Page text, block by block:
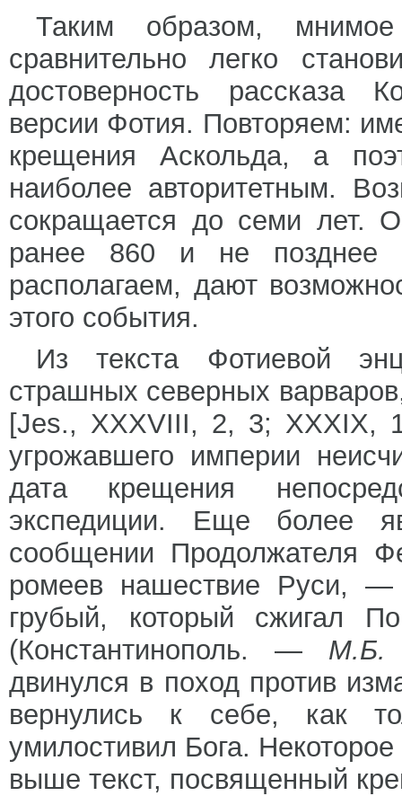
Таким образом,
сравнительно легко
достоверность рассказа
версии Фотия. Повторяем:
крещения Аскольда, а
наиболее авторитетным.
сокращается до семи лет.
ранее 860 и не позднее
располагаем, дают
этого события.
Из текста Фотиевой
страшных северных
[Jes., XXXVIII, 2, 3; XXXIX,
угрожавшего империи
дата крещения
экспедиции. Еще более
сообщении Продолжателя
ромеев нашествие Руси,
грубый, который сжигал
(Константинополь. — М.Б.
двинулся в поход против
вернулись к себе, как
умилостивил Бога.
выше текст, посвященный